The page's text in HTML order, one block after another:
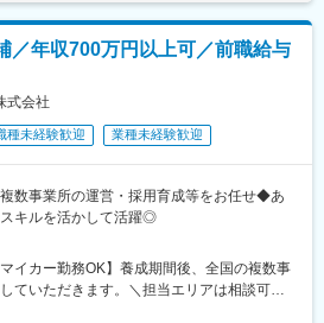
／年収700万円以上可／前職給与
式会社
種未経験歓迎 業種未経験歓迎
複数事業所の運営・採用育成等をお任せ◆あ
キルを活かして活躍◎
マイカー勤務OK】養成期間後、全国の複数事
ていただきます。＼担当エリアは相談可